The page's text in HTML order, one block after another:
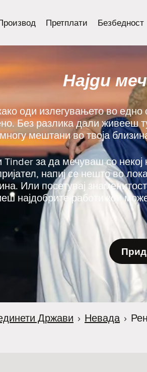
Претплати Безбедност
Најди
оди излегувањето во
Без разлика дали живееш
мештани во твоја
Tinder за да мечуваш со некој
напиј се нешто во
Или посетувај
најдобрите работи кои
Држави › Невада ›